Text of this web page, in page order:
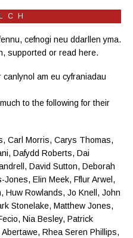
cefnogi neu ddarllen yma.
supported or read here.
am eu cyfraniadau
to the following for their
, Carl Morris, Carys Thomas,
, Dafydd Roberts, Dai
, David Sutton, Deborah
Jones, Elin Meek, Fflur Arwel,
, Huw Rowlands, Jo Knell , John
Stonelake, Matthew Jones,
, Nia Besley, Patrick
Abertawe, Rhea Seren Phillips,